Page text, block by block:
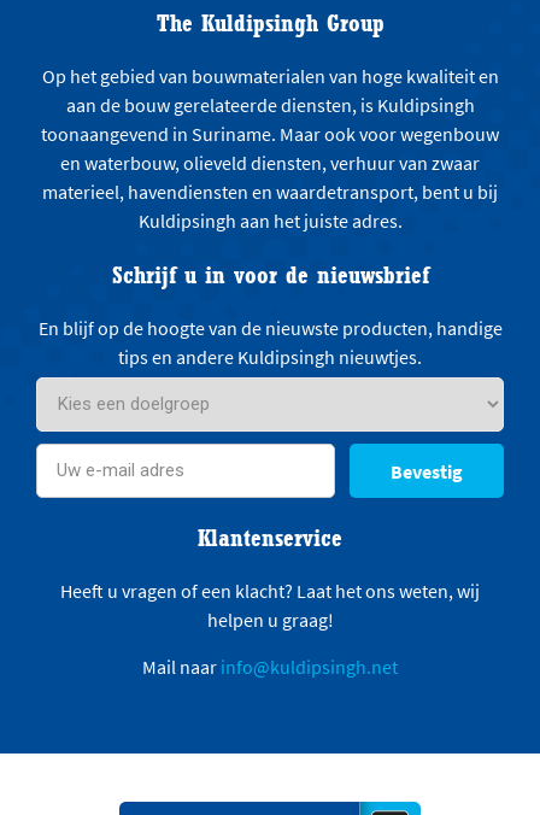
The Kuldipsingh Group
Op het gebied van bouwmaterialen van hoge kwaliteit en
aan de bouw gerelateerde diensten, is Kuldipsingh
toonaangevend in Suriname. Maar ook voor wegenbouw
en waterbouw, olieveld diensten, verhuur van zwaar
materieel, havendiensten en waardetransport, bent u bij
Kuldipsingh aan het juiste adres.
Schrijf u in voor de nieuwsbrief
En blijf op de hoogte van de nieuwste producten, handige
tips en andere Kuldipsingh nieuwtjes.
Bevestig
Klantenservice
Heeft u vragen of een klacht? Laat het ons weten, wij
helpen u graag!
Mail naar info@kuldipsingh.net